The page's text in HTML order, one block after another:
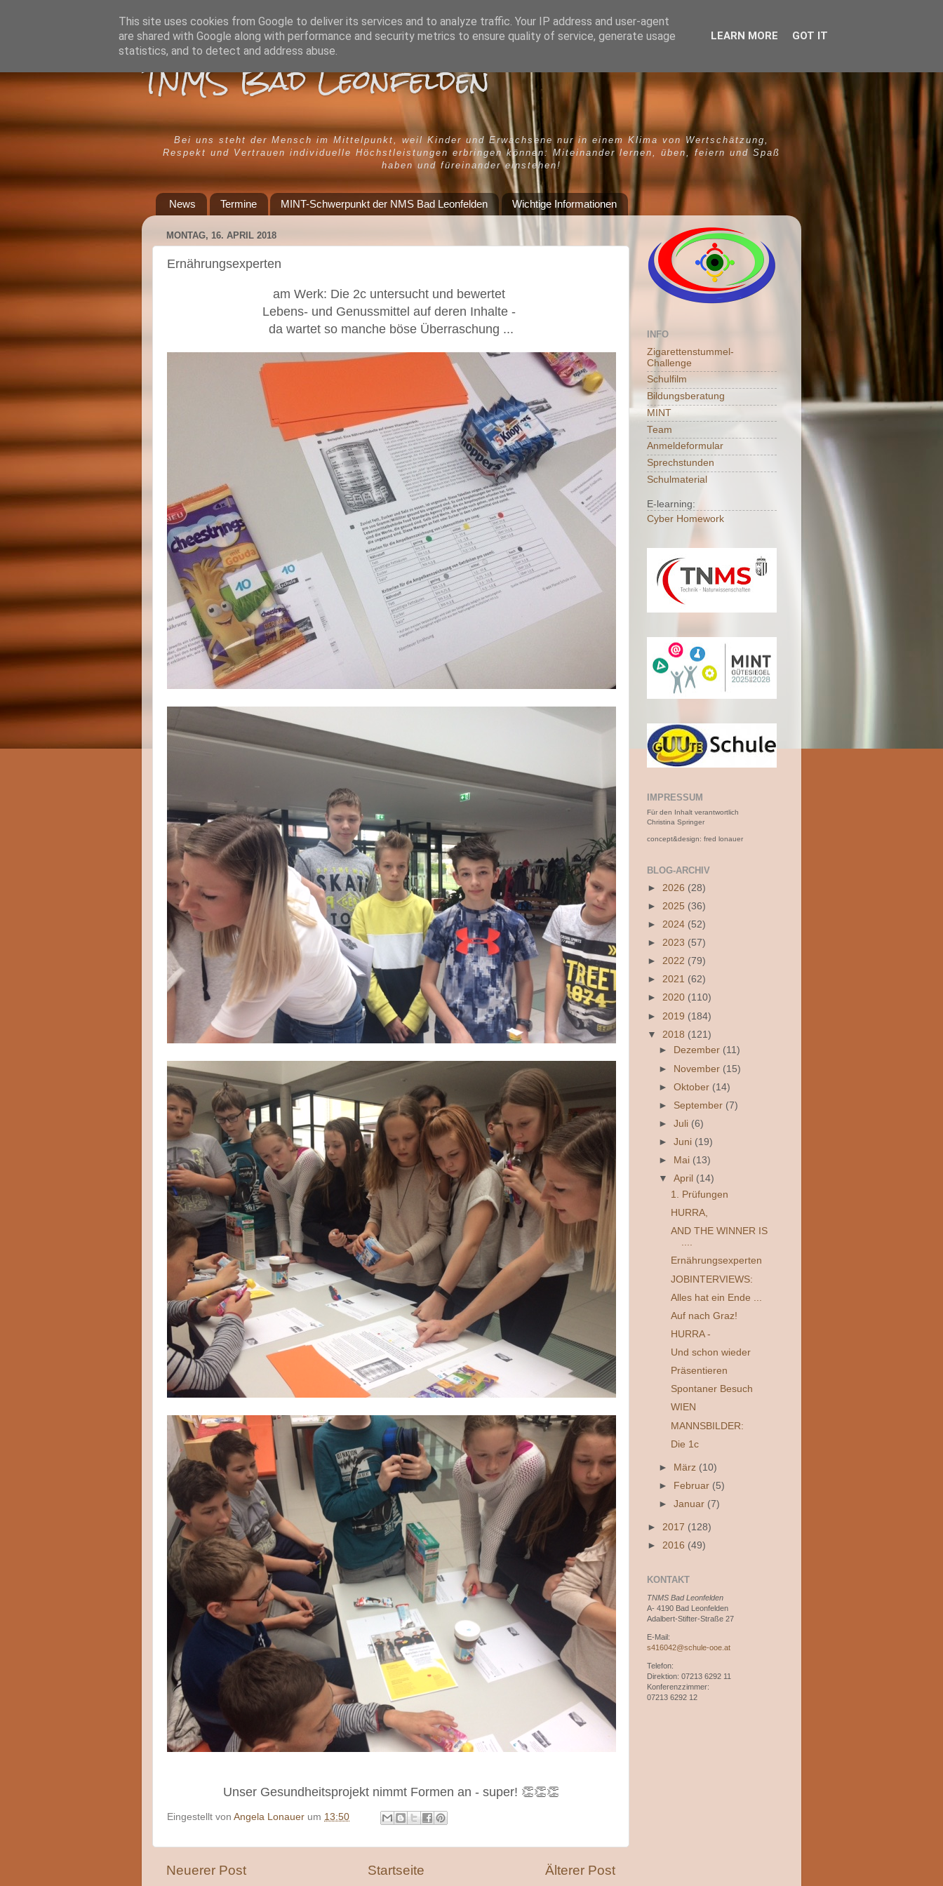
TNMS Bad Leonfelden
Bei uns steht der Mensch im Mittelpunkt, weil Kinder und Erwachsene nur in einem Klima von Wertschätzung,
Respekt und Vertrauen individuelle Höchstleistungen erbringen können: Miteinander lernen, üben, feiern und Spaß
haben und füreinander einstehen!
News Termine MINT-Schwerpunkt der NMS Bad Leonfelden Wichtige Informationen
MONTAG, 16. APRIL 2018
Ernährungsexperten
am Werk: Die 2c untersucht und bewertet
Lebens- und Genussmittel auf deren Inhalte -
da wartet so manche böse Überraschung ...
Unser Gesundheitsprojekt nimmt Formen an - super! 👏👏👏
Eingestellt von Angela Lonauer um 13:50
Neuerer Post Älterer Post
Startseite
INFO
Zigarettenstummel-
Challenge
Schulfilm
Bildungsberatung
MINT
Team
Anmeldeformular
Sprechstunden
Schulmaterial
E-learning:
Cyber Homework
IMPRESSUM
Für den Inhalt verantwortlich
Christina Springer
concept&design: fred lonauer
BLOG-ARCHIV
► 2026 (28)
► 2025 (36)
► 2024 (52)
► 2023 (57)
► 2022 (79)
► 2021 (62)
► 2020 (110)
► 2019 (184)
▼ 2018 (121)
►
Dezember (11)
► November (15)
►Oktober (14)
► September (7)
►Juli (6)
►Juni (19)
►
Mai (13)
▼April (14)
1. Prüfungen
HURRA,
AND THE WINNER IS
....
Ernährungsexperten
JOBINTERVIEWS:
Alles hat ein Ende ...
Auf nach Graz!
HURRA -
Und schon wieder
Präsentieren
Spontaner Besuch
WIEN
MANNSBILDER:
Die 1c
► März (10)
► Februar (5)
►Januar (7)
► 2017 (128)
► 2016 (49)
KONTAKT
TNMS Bad Leonfelden
A- 4190 Bad Leonfelden
Adalbert-Stifter-Straße 27
E-Mail:
s416042@schule-ooe.at
Telefon:
Direktion: 07213 6292 11
Konferenzzimmer:
07213 6292 12
This site uses cookies from Google to deliver its services and to analyze traffic. Your IP address and user-agent
are shared with Google along with performance and security metrics to ensure quality of service, generate usage
statistics, and to detect and address abuse.
LEARN MORE GOT IT